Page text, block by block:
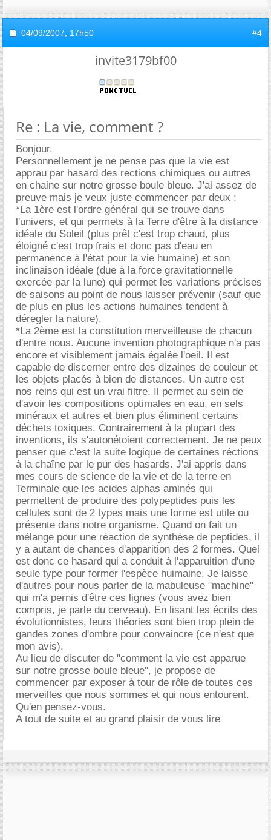
04/09/2007, 17h50 #4
invite3179bf00
Re : La vie, comment ?
Bonjour,
Personnellement je ne pense pas que la vie est
apprau par hasard des rections chimiques ou autres
en chaine sur notre grosse boule bleue. J'ai assez de
preuve mais je veux juste commencer par deux :
*La 1ère est l'ordre général qui se trouve dans
l'univers, et qui permets à la Terre d'être à la distance
idéale du Soleil (plus prêt c'est trop chaud, plus
éloigné c'est trop frais et donc pas d'eau en
permanence à l'état pour la vie humaine) et son
inclinaison idéale (due à la force gravitationnelle
exercée par la lune) qui permet les variations précises
de saisons au point de nous laisser prévenir (sauf que
de plus en plus les actions humaines tendent à
déregler la nature).
*La 2ème est la constitution merveilleuse de chacun
d'entre nous. Aucune invention photographique n'a pas
encore et visiblement jamais égalée l'oeil. Il est
capable de discerner entre des dizaines de couleur et
les objets placés à bien de distances. Un autre est
nos reins qui est un vrai filtre. Il permet au sein de
d'avoir les compositions optimales en eau, en sels
minéraux et autres et bien plus éliminent certains
déchets toxiques. Contrairement à la plupart des
inventions, ils s'autonétoient correctement. Je ne peux
penser que c'est la suite logique de certaines réctions
à la chaîne par le pur des hasards. J'ai appris dans
mes cours de science de la vie et de la terre en
Terminale que les acides alphas aminés qui
permettent de produire des polypeptides puis les
cellules sont de 2 types mais une forme est utile ou
présente dans notre organisme. Quand on fait un
mélange pour une réaction de synthèse de peptides, il
y a autant de chances d'apparition des 2 formes. Quel
est donc ce hasard qui a conduit à l'apparuition d'une
seule type pour former l'espèce huimaine. Je laisse
d'autres pour nous parler de la mabuleuse "machine"
qui m'a pernis d'être ces lignes (vous avez bien
compris, je parle du cerveau). En lisant les écrits des
évolutionnistes, leurs théories sont bien trop plein de
gandes zones d'ombre pour convaincre (ce n'est que
mon avis).
Au lieu de discuter de "comment la vie est apparue
sur notre grosse boule bleue", je propose de
commencer par exposer à tour de rôle de toutes ces
merveilles que nous sommes et qui nous entourent.
Qu'en pensez-vous.
A tout de suite et au grand plaisir de vous lire